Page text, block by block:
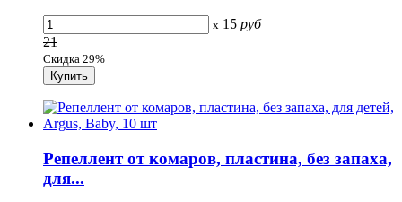
x 15 руб
21
Скидка 29%
Репеллент от комаров, пластина, без запаха,
для...